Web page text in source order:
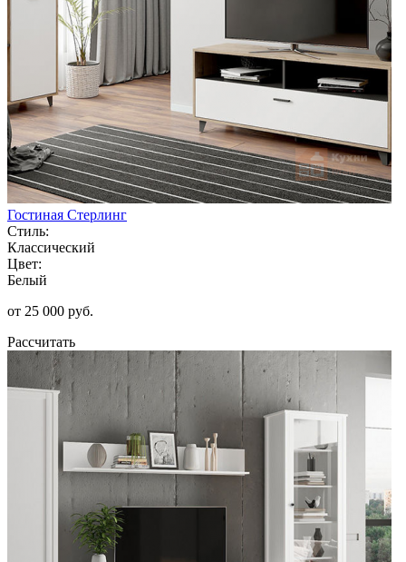
Гостиная Стерлинг
Стиль:
Классический
Цвет:
Белый
от 25 000 руб.
Рассчитать